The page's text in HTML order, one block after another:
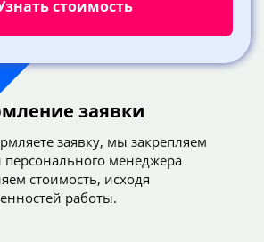
заявки
заявку, мы закрепляем
персонального менеджера
стоимость, исходя
работы.